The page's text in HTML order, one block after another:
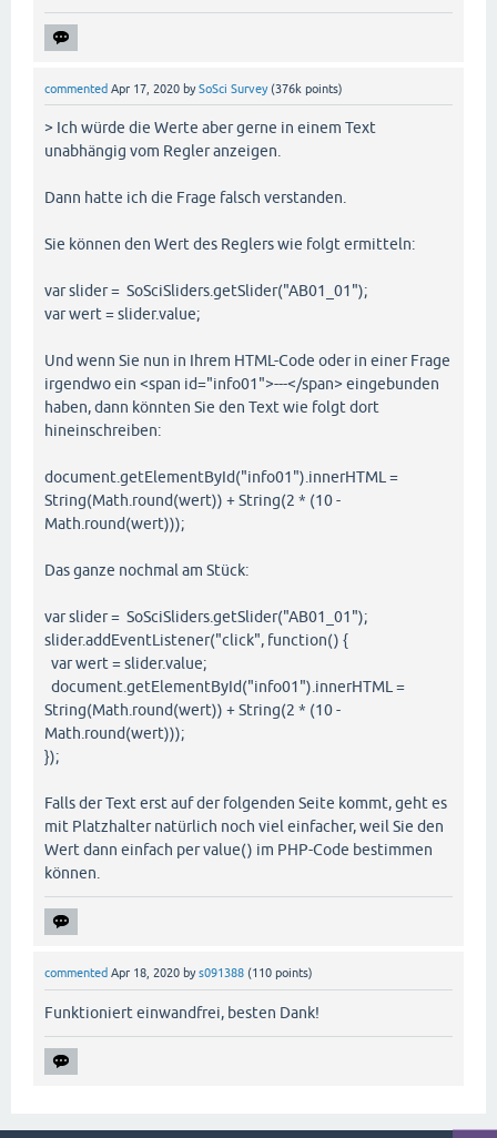
commented Apr 17, 2020 bySoSci Survey (376k points)
> Ich würde die Werte aber gerne in einem Text
unabhängig vom Regler anzeigen.
Dann hatte ich die Frage falsch verstanden.
Sie können den Wert des Reglers wie folgt ermitteln:
var slider = SoSciSliders.getSlider("AB01_01");
var wert = slider.value;
Und wenn Sie nun in Ihrem HTML-Code oder in einer Frage
irgendwo ein <span id="info01">---</span> eingebunden
haben, dann könnten Sie den Text wie folgt dort
hineinschreiben:
document.getElementById("info01").innerHTML =
String(Math.round(wert)) + String(2 * (10 -
Math.round(wert)));
Das ganze nochmal am Stück:
var slider = SoSciSliders.getSlider("AB01_01");
slider.addEventListener("click", function() {
var wert = slider.value;
document.getElementById("info01").innerHTML =
String(Math.round(wert)) + String(2 * (10 -
Math.round(wert)));
});
Falls der Text erst auf der folgenden Seite kommt, geht es
mit Platzhalter natürlich noch viel einfacher, weil Sie den
Wert dann einfach per value() im PHP-Code bestimmen
können.
commented Apr 18, 2020 bys091388 (110 points)
Funktioniert einwandfrei, besten Dank!